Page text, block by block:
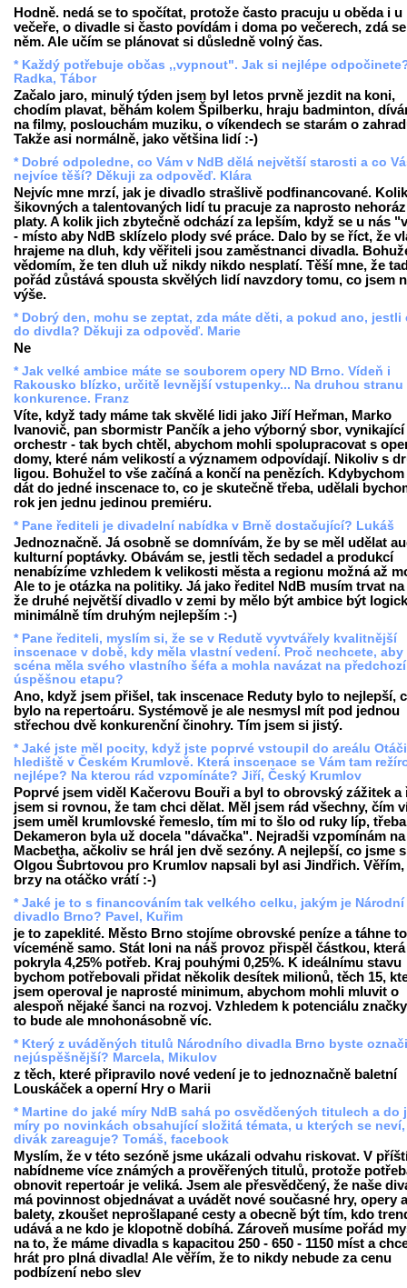
Hodně. nedá se to spočítat, protože často pracuju u oběda i u
večeře, o divadle si často povídám i doma po večerech, zdá
něm. Ale učím se plánovat si důsledně volný čas.
* Každý potřebuje občas ,,vypnout". Jak si nejlépe
Radka, Tábor
Začalo jaro, minulý týden jsem byl letos prvně jezdit na koni,
chodím plavat, běhám kolem Špilberku, hraju badminton,
na filmy, poslouchám muziku, o víkendech se starám o
Takže asi normálně, jako většina lidí :-)
* Dobré odpoledne, co Vám v NdB dělá největší starosti a co
nejvíce těší? Děkuji za odpověď. Klára
Nejvíc mne mrzí, jak je divadlo strašlivě podfinancované. Kolik
šikovných a talentovaných lidí tu pracuje za naprosto
platy. A kolik jich zbytečně odchází za lepším, když se u nás
- místo aby NdB sklízelo plody své práce. Dalo by se říct, že
hrajeme na dluh, kdy věřiteli jsou zaměstnanci divadla.
vědomím, že ten dluh už nikdy nikdo nesplatí. Těší mne, že
pořád zůstává spousta skvělých lidí navzdory tomu, co jsem
výše.
* Dobrý den, mohu se zeptat, zda máte děti, a pokud ano, jestli
do divdla? Děkuji za odpověď. Marie
Ne
* Jak velké ambice máte se souborem opery ND Brno. Vídeň i
Rakousko blízko, určitě levnější vstupenky... Na druhou stranu
konkurence. Franz
Víte, když tady máme tak skvělé lidi jako Jiří Heřman, Marko
Ivanovič, pan sbormistr Pančík a jeho výborný sbor, vynikající
orchestr - tak bych chtěl, abychom mohli spolupracovat s
domy, které nám velikostí a významem odpovídají. Nikoliv s
ligou. Bohužel to vše začíná a končí na penězích.
dát do jedné inscenace to, co je skutečně třeba, udělali
rok jen jednu jedinou premiéru.
* Pane řediteli je divadelní nabídka v Brně dostačující? Lukáš
Jednoznačně. Já osobně se domnívám, že by se měl udělat
kulturní poptávky. Obávám se, jestli těch sedadel a produkcí
nenabízíme vzhledem k velikosti města a regionu možná až
Ale to je otázka na politiky. Já jako ředitel NdB musím trvat
že druhé největší divadlo v zemi by mělo být ambice být
minimálně tím druhým nejlepším :-)
* Pane řediteli, myslím si, že se v Redutě vyvtvářely kvalitnější
inscenace v době, kdy měla vlastní vedení. Proč nechcete, aby
scéna měla svého vlastního šéfa a mohla navázat na předchozí
úspěšnou etapu?
Ano, když jsem přišel, tak inscenace Reduty bylo to nejlepší,
bylo na repertoáru. Systémově je ale nesmysl mít pod jednou
střechou dvě konkurenční činohry. Tím jsem si jistý.
* Jaké jste měl pocity, když jste poprvé vstoupil do areálu
hlediště v Českém Krumlově. Která inscenace se Vám tam
nejlépe? Na kterou rád vzpomínáte? Jiří, Český Krumlov
Poprvé jsem viděl Kačerovu Bouři a byl to obrovský zážitek a
jsem si rovnou, že tam chci dělat. Měl jsem rád všechny, čím
jsem uměl krumlovské řemeslo, tím mi to šlo od ruky líp, třeba
Dekameron byla už docela "dávačka". Nejradši vzpomínám na
Macbetha, ačkoliv se hrál jen dvě sezóny. A nejlepší, co jsme s
Olgou Šubrtovou pro Krumlov napsali byl asi Jindřich. Věřím,
brzy na otáčko vrátí :-)
* Jaké je to s financováním tak velkého celku, jakým je Národní
divadlo Brno? Pavel, Kuřim
je to zapeklité. Město Brno stojíme obrovské peníze a táhne to
víceméně samo. Stát loni na náš provoz přispěl částkou, která
pokryla 4,25% potřeb. Kraj pouhými 0,25%. K ideálnímu stavu
bychom potřebovali přidat několik desítek milionů, těch 15,
jsem operoval je naprosté minimum, abychom mohli mluvit o
alespoň nějaké šanci na rozvoj. Vzhledem k potenciálu
to bude ale mnohonásobně víc.
* Který z uváděných titulů Národního divadla Brno byste
nejúspěšnější? Marcela, Mikulov
z těch, které připravilo nové vedení je to jednoznačně baletní
Louskáček a operní Hry o Marii
* Martine do jaké míry NdB sahá po osvědčených titulech a do
míry po novinkách obsahující složitá témata, u kterých se
divák zareaguje? Tomáš, facebook
Myslím, že v této sezóně jsme ukázali odvahu riskovat. V
nabídneme více známých a prověřených titulů, protože
obnovit repertoár je veliká. Jsem ale přesvědčený, že naše
má povinnost objednávat a uvádět nové současné hry, opery a
balety, zkoušet neprošlapané cesty a obecně být tím, kdo
udává a ne kdo je klopotně dobíhá. Zároveň musíme pořád
na to, že máme divadla s kapacitou 250 - 650 - 1150 míst a
hrát pro plná divadla! Ale věřím, že to nikdy nebude za cenu
podbízení nebo slev